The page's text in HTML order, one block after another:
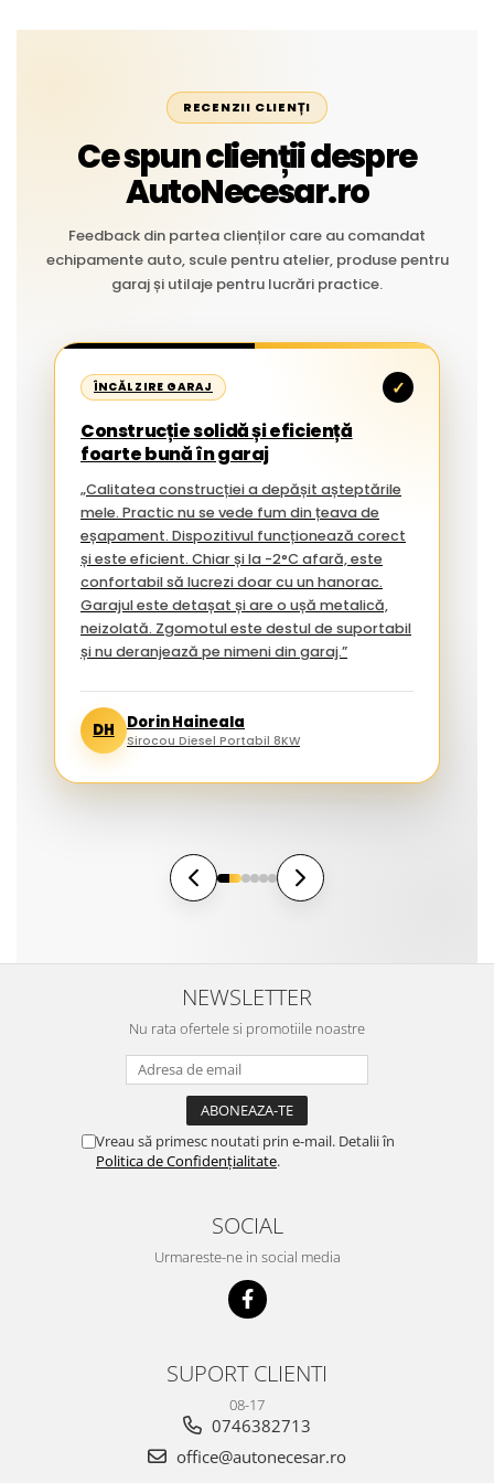
RECENZII CLIENȚI
Ce spun clienții despre
AutoNecesar.ro
Feedback din partea clienților care au comandat
echipamente auto, scule pentru atelier, produse pentru
garaj și utilaje pentru lucrări practice.
ÎNCĂLZIRE GARAJ ✓
Construcție solidă și eficiență
foarte bună în garaj
„Calitatea construcției a depășit așteptările
mele. Practic nu se vede fum din țeava de
eșapament. Dispozitivul funcționează corect
și este eficient. Chiar și la -2°C afară, este
confortabil să lucrezi doar cu un hanorac.
Garajul este detașat și are o ușă metalică,
neizolată. Zgomotul este destul de suportabil
și nu deranjează pe nimeni din garaj.”
DH Dorin Haineala
Sirocou Diesel Portabil 8KW
NEWSLETTER
Nu rata ofertele si promotiile noastre
Vreau să primesc noutati prin e-mail. Detalii în
Politica de Confidențialitate.
SOCIAL
Urmareste-ne in social media
SUPORT CLIENTI
08-17
0746382713
office@autonecesar.ro